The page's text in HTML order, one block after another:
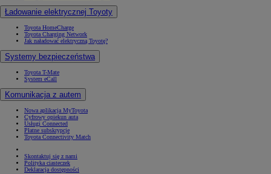
Ładowanie elektrycznej Toyoty
Toyota HomeCharge
Toyota Charging Network
Jak naładować elektryczną Toyotę?
Systemy bezpieczeństwa
Toyota T-Mate
System eCall
Komunikacja z autem
Nowa aplikacja MyToyota
Cyfrowy opiekun auta
Usługi Connected
Płatne subskrypcje
Toyota Connectivity Match
Skontaktuj się z nami
Polityka ciasteczek
Deklaracja dostępności